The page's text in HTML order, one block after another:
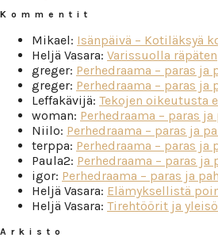
Kommentit
Mikael: Isänpäivä – Kotiläksyä
Heljä Vasara: Varissuolla räpäten
greger: Perhedraama – paras ja
greger: Perhedraama – paras ja
Leffakävijä: Tekojen oikeutusta
woman: Perhedraama – paras ja
Niilo: Perhedraama – paras ja
terppa: Perhedraama – paras ja
Paula2: Perhedraama – paras ja
igor: Perhedraama – paras ja
Heljä Vasara: Elämyksellistä
Heljä Vasara: Tirehtöörit ja
Arkisto